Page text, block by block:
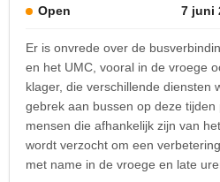
Open 7 juni
Er is onvrede over de
en het UMC, vooral in de vroege
klager, die verschillende diensten
gebrek aan bussen op deze
mensen die afhankelijk zijn van
wordt verzocht om een
met name in de vroege en late